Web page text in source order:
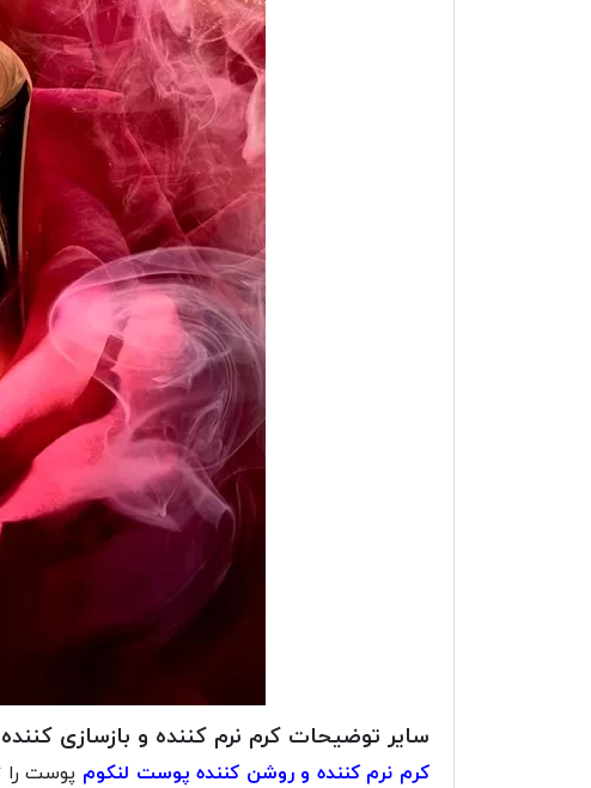
سایر توضیحات کرم نرم کننده و بازسازی
کرم نرم کننده و روشن کننده پوست لنکوم